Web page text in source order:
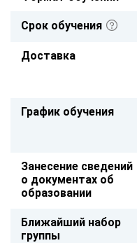
Срок обучения
Доставка
График обучения
Занесение сведений
о документах об
образовании
Ближайший набор
группы